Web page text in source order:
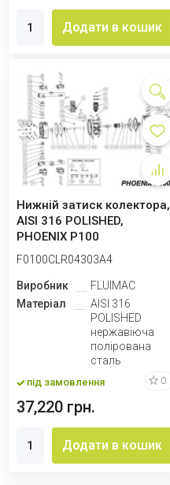
Додати в кошик
Нижній затиск колектора,
AISI 316 POLISHED,
PHOENIX P100
F0100CLR04303A4
Виробник
FLUIMAC
Матеріал
AISI 316
POLISHED
нержавіюча
полірована
сталь
під замовлення 0
37,220 грн.
Додати в кошик